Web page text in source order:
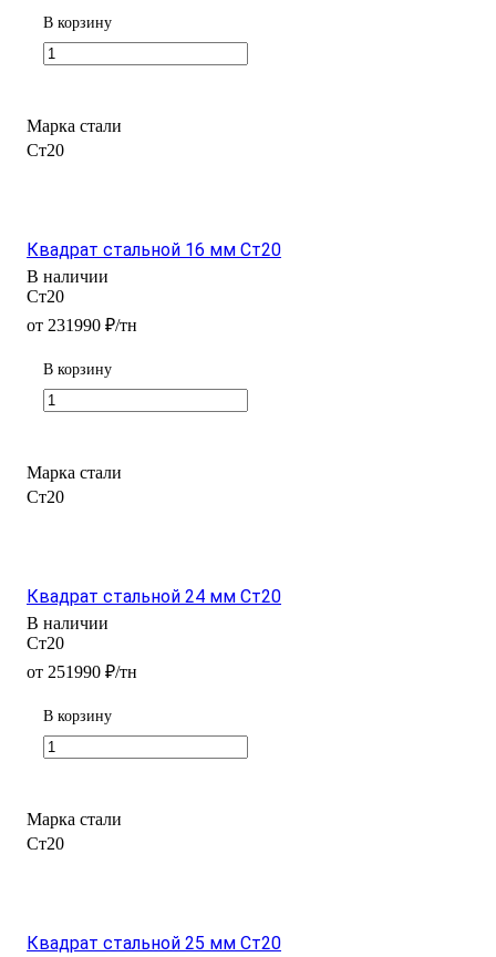
В корзину
Марка стали
Ст20
Квадрат стальной 16 мм Ст20
В наличии
Ст20
от 231990 ₽/тн
В корзину
Марка стали
Ст20
Квадрат стальной 24 мм Ст20
В наличии
Ст20
от 251990 ₽/тн
В корзину
Марка стали
Ст20
Квадрат стальной 25 мм Ст20